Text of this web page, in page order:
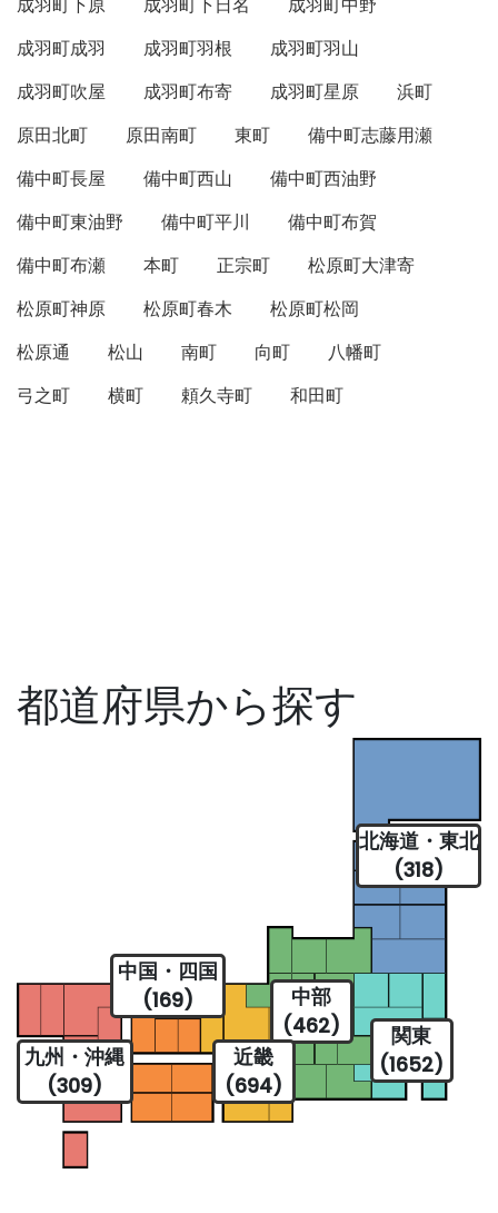
成羽町成羽
成羽町羽根
成羽町羽山
成羽町吹屋
成羽町布寄 成羽町星原
浜町
原田北町
原田南町 東町
備中町志藤用瀬
備中町長屋
備中町西山
備中町西油野
備中町東油野
備中町平川
備中町布賀
備中町布瀬
本町 正宗町
松原町大津寄
松原町神原
松原町春木
松原町松岡
松原通
松山 南町 向町
八幡町
弓之町
横町 頼久寺町 和田町
都道府県から探す
北海道・東北
(318)
関東
(1652)
中部
(462)
近畿
(694)
中国・四国
(169)
九州・沖縄
(309)